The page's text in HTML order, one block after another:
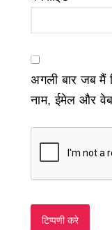
अगली बार जब मैं
नाम, ईमेल और